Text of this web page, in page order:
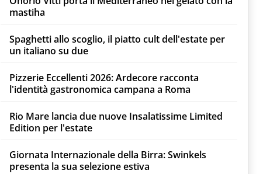
mastiha
Spaghetti allo scoglio, il piatto cult dell'estate per
un italiano su due
Pizzerie Eccellenti 2026: Ardecore racconta
l'identità gastronomica campana a Roma
Rio Mare lancia due nuove Insalatissime Limited
Edition per l'estate
Giornata Internazionale della Birra: Swinkels
presenta la sua selezione estiva